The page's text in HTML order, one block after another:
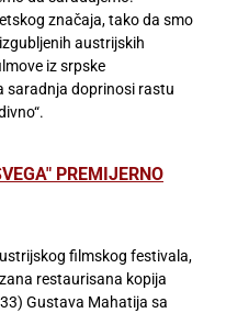
značaja, tako da smo
austrijskih
iz srpske
saradnja doprinosi rastu
PREMIJERNO
filmskog festivala,
restaurisana kopija
Gustava Mahatija sa